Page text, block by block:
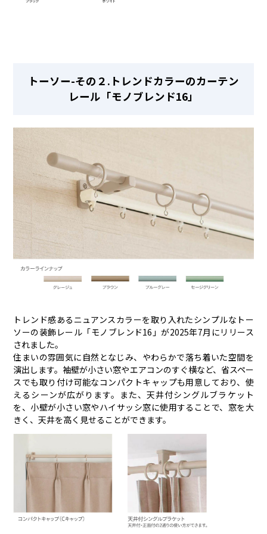
トーソー-その２.トレンドカラーのカーテン
レール「モノブレンド16」
トレンド感あるニュアンスカラーを取り入れたシンプルなトー
ソーの装飾レール「モノブレンド16」が2025年7月にリリース
されました。
住まいの雰囲気に自然となじみ、やわらかで落ち着いた空間を
演出します。袖壁が小さい窓やエアコンのすぐ横など、省スペー
スでも取り付け可能なコンパクトキャップも用意しており、使
えるシーンが広がります。また、天井付シングルブラケット
を、小壁が小さい窓やハイサッシ窓に使用することで、窓を大
きく、天井を高く見せることができます。